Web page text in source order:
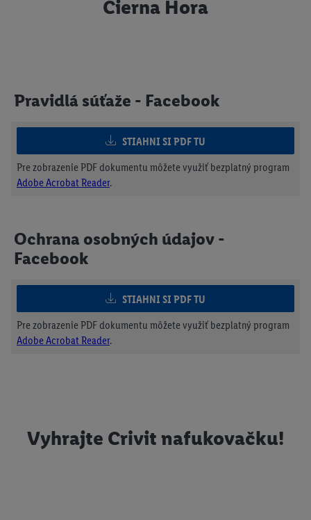
Čierna Hora
Pravidlá súťaže - Facebook
STIAHNI SI PDF TU
Pre zobrazenie PDF dokumentu môžete využiť bezplatný program
Adobe Acrobat Reader.
Ochrana osobných údajov -
Facebook
STIAHNI SI PDF TU
Pre zobrazenie PDF dokumentu môžete využiť bezplatný program
Adobe Acrobat Reader.
Vyhrajte Crivit nafukovačku!